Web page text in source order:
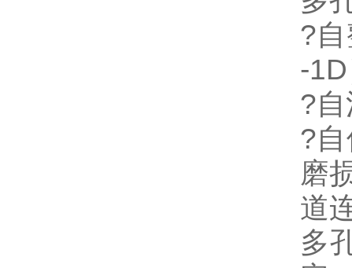
?
-
?
?
磨
道
多